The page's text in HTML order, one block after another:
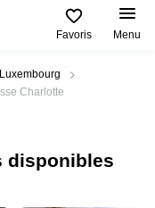
Favoris Menu
Luxembourg
Charlotte
disponibles